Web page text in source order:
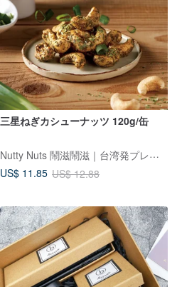
三星ねぎカシューナッツ 120g/缶
Nutty Nuts 鬧滋鬧滋｜台湾発プレミアムナッツ
US$ 11.85 US$ 12.88